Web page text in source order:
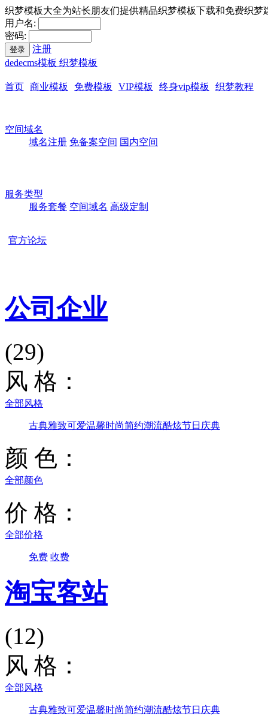
织梦模板大全为站长朋友们提供精品织梦模板下载和免费织梦
用户名:
密码:
登录
注册
dedecms模板 织梦模板
首页 商业模板 免费模板 VIP模板 终身vip模板 织梦教程
空间域名
域名注册 免备案空间 国内空间
服务类型
服务套餐 空间域名 高级定制
官方论坛
公司企业
(29)
风 格：
全部风格
古典雅致可爱温馨时尚简约潮流酷炫节日庆典
颜 色：
全部颜色
价 格：
全部价格
免费 收费
淘宝客站
(12)
风 格：
全部风格
古典雅致可爱温馨时尚简约潮流酷炫节日庆典